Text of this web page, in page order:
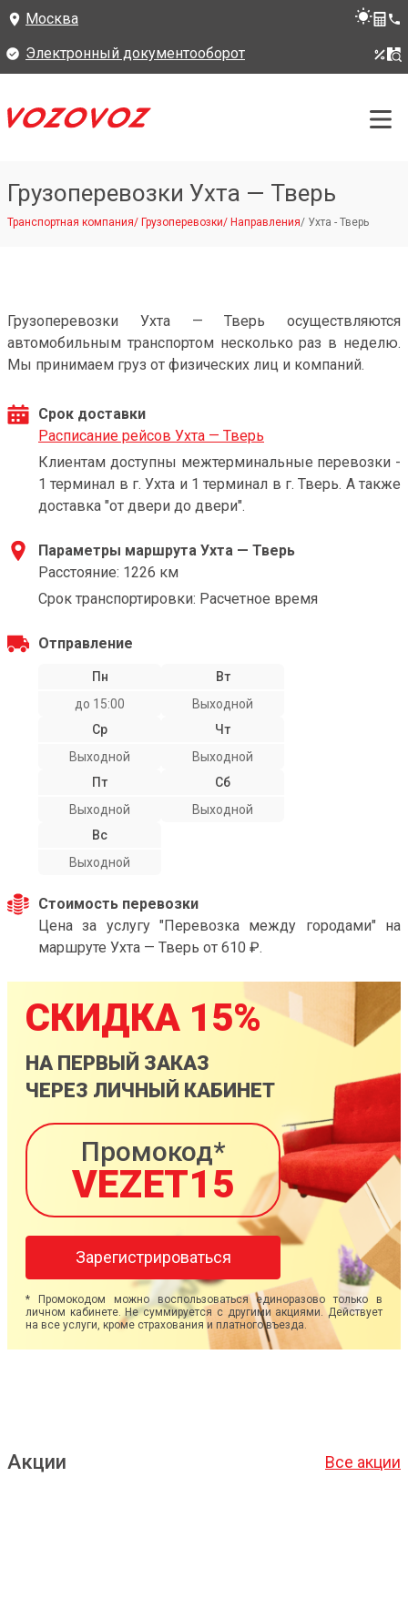
Москва
Электронный документооборот
Грузоперевозки Ухта — Тверь
Транспортная компания/ Грузоперевозки/ Направления/ Ухта - Тверь
Грузоперевозки Ухта — Тверь осуществляются
автомобильным транспортом несколько раз в неделю.
Мы принимаем груз от физических лиц и компаний.
Срок доставки
Расписание рейсов Ухта — Тверь
Клиентам доступны межтерминальные перевозки -
1 терминал в г. Ухта и 1 терминал в г. Тверь. А также
доставка "от двери до двери".
Параметры маршрута Ухта — Тверь
Расстояние: 1226 км
Срок транспортировки: Расчетное время
Отправление
Пн
до 15:00
Вт
Выходной
Ср
Выходной
Чт
Выходной
Пт
Выходной
Сб
Выходной
Вс
Выходной
Стоимость перевозки
Цена за услугу "Перевозка между городами" на
маршруте Ухта — Тверь от 610 ₽.
СКИДКА 15%
НА ПЕРВЫЙ ЗАКАЗ
ЧЕРЕЗ ЛИЧНЫЙ КАБИНЕТ
Промокод*
VEZET15
Зарегистрироваться
* Промокодом можно воспользоваться единоразово только в
личном кабинете. Не суммируется с другими акциями. Действует
на все услуги, кроме страхования и платного въезда.
Акции Все акции